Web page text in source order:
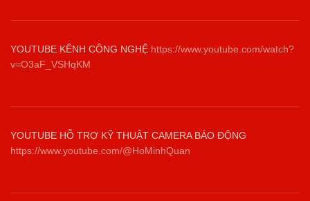
YOUTUBE KÊNH CÔNG NGHỆ https://www.youtube.com/watch?
v=O3aF_VSHqKM
YOUTUBE HỖ TRỢ KỸ THUẬT CAMERA BÁO ĐỘNG
https://www.youtube.com/@HoMinhQuan